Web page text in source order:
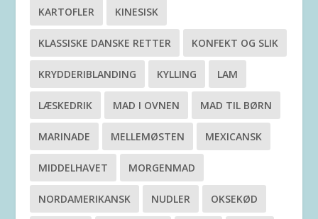
KARTOFLER KINESISK
KLASSISKE DANSKE RETTER KONFEKT OG SLIK
KRYDDERIBLANDING KYLLING LAM
LÆSKEDRIK MAD I OVNEN MAD TIL BØRN
MARINADE MELLEMØSTEN MEXICANSK
MIDDELHAVET MORGENMAD
NORDAMERIKANSK NUDLER OKSEKØD